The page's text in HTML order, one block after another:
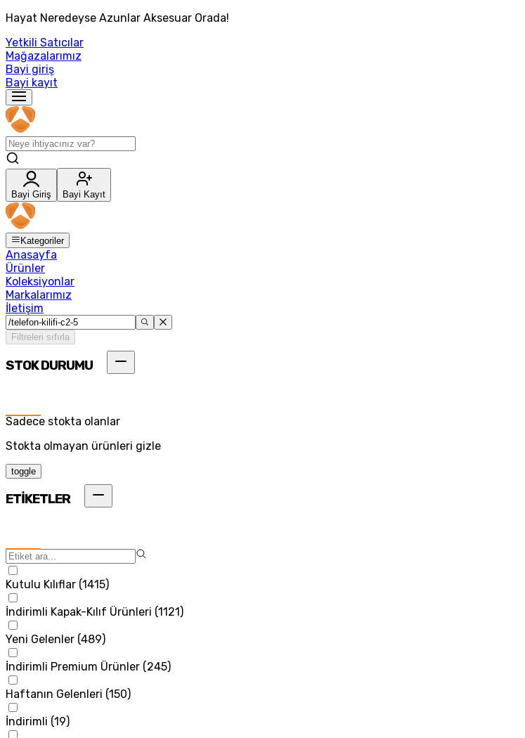
Hayat Neredeyse Azunlar Aksesuar Orada!
Yetkili Satıcılar
Mağazalarımız
Bayi giriş
Bayi kayıt
Bayi Giriş Bayi Kayıt
Kategoriler
Anasayfa
Ürünler
Koleksiyonlar
Markalarımız
İletişim
Filtreleri sıfırla
STOK DURUMU
Sadece stokta olanlar
Stokta olmayan ürünleri gizle
toggle
ETİKETLER
Kutulu Kılıflar (1415)
İndirimli Kapak-Kılıf Ürünleri (1121 )
Yeni Gelenler (489)
İndirimli Premium Ürünler (245)
Haftanın Gelenleri (150)
İndirimli (19)